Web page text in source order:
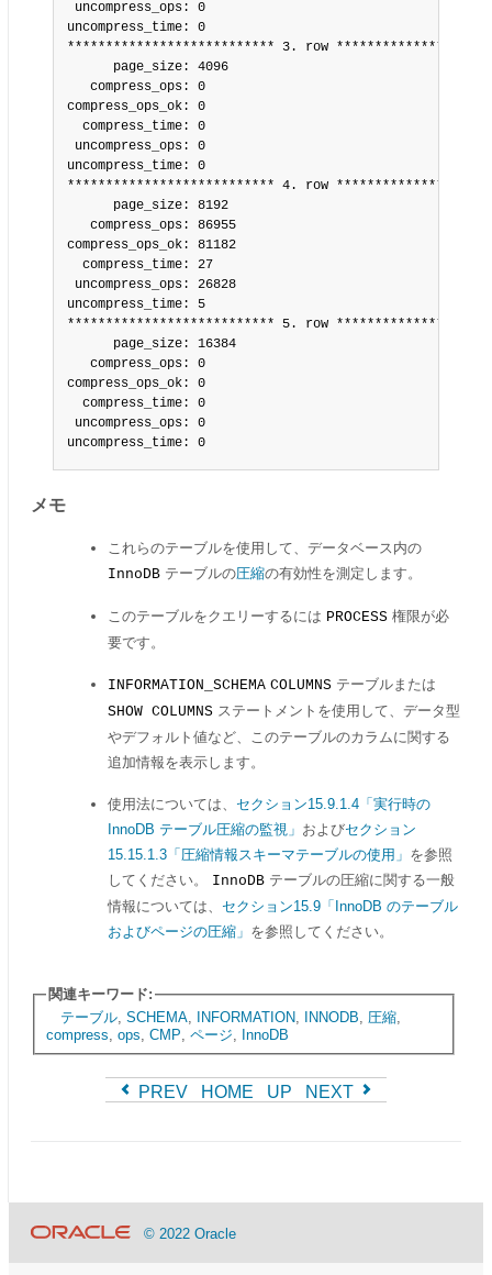
uncompress_ops: 0
uncompress_time: 0
*************************** 3. row
      page_size: 4096
   compress_ops: 0
compress_ops_ok: 0
  compress_time: 0
uncompress_ops: 0
uncompress_time: 0
*************************** 4. row
      page_size: 8192
   compress_ops: 86955
compress_ops_ok: 81182
  compress_time: 27
uncompress_ops: 26828
uncompress_time: 5
*************************** 5. row
      page_size: 16384
   compress_ops: 0
compress_ops_ok: 0
  compress_time: 0
uncompress_ops: 0
uncompress_time: 0
メモ
これらのテーブルを使用して、データベース内の
InnoDB テーブルの圧縮の有効性を測定します。
このテーブルをクエリーするには PROCESS 権限が必
要です。
INFORMATION_SCHEMA COLUMNS テーブルまたは
SHOW COLUMNS ステートメントを使用して、データ型
やデフォルト値など、このテーブルのカラムに関する
追加情報を表示します。
使用法については、 セクション15.9.1.4「実行時の
InnoDB テーブル圧縮の監視」 およびセクション
15.15.1.3「圧縮情報スキーマテーブルの使用」 を参照
してください。 InnoDB テーブルの圧縮に関する一般
情報については、 セクション15.9「InnoDB のテーブル
およびページの圧縮」 を参照してください。
関連キーワード:
テーブル, SCHEMA, INFORMATION, INNODB 圧縮,
compress ops CMP ページ InnoDB
PREV HOME UP NEXT
© 2022 Oracle